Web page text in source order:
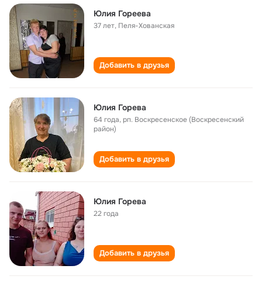
Юлия Гореева
37 лет, Пеля-Хованская
Добавить в друзья
Юлия Горева
64 года,рп. Воскресенское (Воскресенский
район)
Добавить в друзья
Юлия Горева
22 года
Добавить в друзья